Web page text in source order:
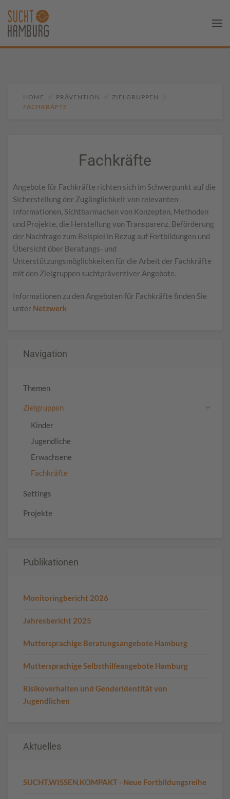
HOME PRÄVENTION
ZIELGRUPPEN
FACHKRÄFTE
Fachkräfte
Angebote für Fachkräfte richten sich im Schwerpunkt auf die
Sicherstellung der Zugänglichkeit von relevanten
Informationen, Sichtbarmachen von Konzepten, Methoden
und Projekte, die Herstellung von Transparenz, Beförderung
der Nachfrage zum Beispiel in Bezug auf Fortbildungen und
Übersicht über Beratungs- und
Unterstützungsmöglichkeiten für die Arbeit der Fachkräfte
mit den Zielgruppen suchtpräventiver Angebote.
Informationen zu den Angeboten für Fachkräfte finden Sie
unter Netzwerk
Navigation
Themen
Zielgruppen
Kinder
Jugendliche
Erwachsene
Fachkräfte
Settings
Projekte
Publikationen
Monitoringbericht 2026
Jahresbericht 2025
Muttersprachige Beratungsangebote Hamburg
Muttersprachige Selbsthilfeangebote Hamburg
Risikoverhalten und Genderidentität von
Jugendlichen
Aktuelles
SUCHT.WISSEN.KOMPAKT - Neue Fortbildungsreihe